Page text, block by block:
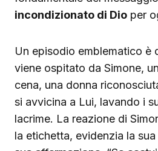
incondizionato di Dio per
Un episodio emblematico è
viene ospitato da Simone,
cena, una donna
si avvicina a Lui, lavando i
lacrime. La reazione di
la etichetta, evidenzia la